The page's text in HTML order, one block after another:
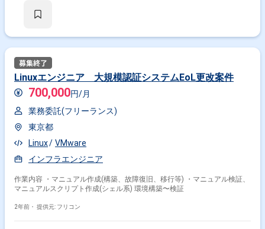
Linuxエンジニア 大規模認証システムEoL更改案件
700,000円/月
業務委託(フリーランス)
東京都
Linux
VMware
インフラエンジニア
作業内容 ・マニュアル作成(構築、故障復旧、移行等) ・マニュアル検証、
マニュアルスクリプト作成(シェル系) 環境構築〜検証
2年前・ 提供元: フリコン